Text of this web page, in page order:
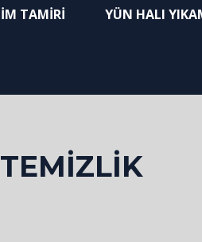
TAMIRI YÜN HALI